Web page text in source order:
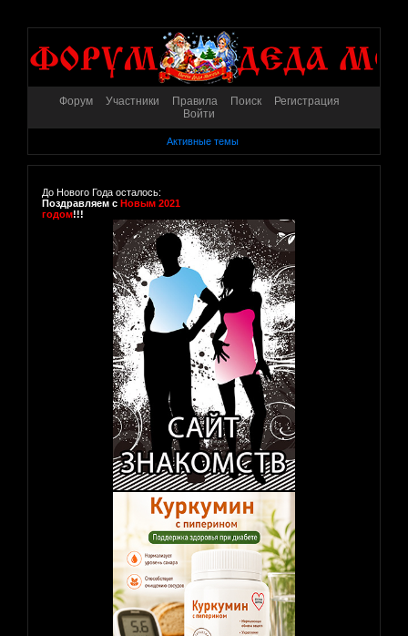
Форум Участники Правила Поиск
Регистрация
Войти
Активные темы
До Нового Года осталось:
Поздравляем с Новым 2021
годом!!!